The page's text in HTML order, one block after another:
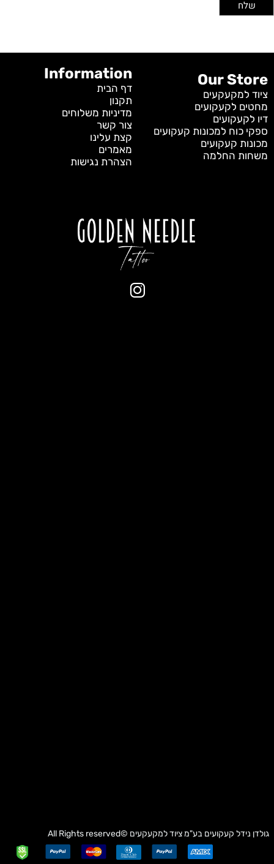
Our Store
ציוד למקעקעים
מחטים לקעקועים
דיו לקעקועים
ספקי כוח למכונות קעקועים
מכונות קעקועים
משחות החלמה
Information
דף הבית
תקנון
מדיניות משלוחים
צור קשר
קצת עלינו
מאמרים
הצהרת נגישות
גולדן נידל קעקועים בע"מציוד למקעקעים ©All Rights reserved